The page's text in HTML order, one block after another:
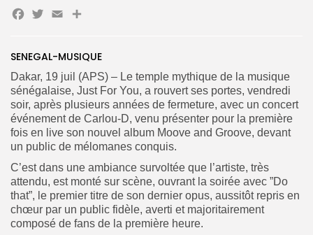
Search
for:
Button
FR
SENEGAL-MUSIQUE
Dakar, 19 juil (APS) – Le temple mythique de la musique
sénégalaise, Just For You, a rouvert ses portes, vendredi
soir, après plusieurs années de fermeture, avec un concert
événement de Carlou-D, venu présenter pour la première
fois en live son nouvel album Moove and Groove, devant
un public de mélomanes conquis.
C’est dans une ambiance survoltée que l’artiste, très
attendu, est monté sur scène, ouvrant la soirée avec ”Do
that”, le premier titre de son dernier opus, aussitôt repris en
chœur par un public fidèle, averti et majoritairement
composé de fans de la première heure.
Facebook
Twitter
EmailPartager